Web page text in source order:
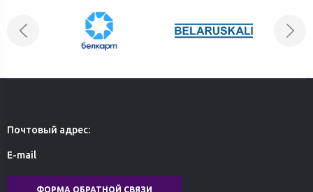
Почтовый адрес:
E-mail
ФОРМА ОБРАТНОЙ СВЯЗИ